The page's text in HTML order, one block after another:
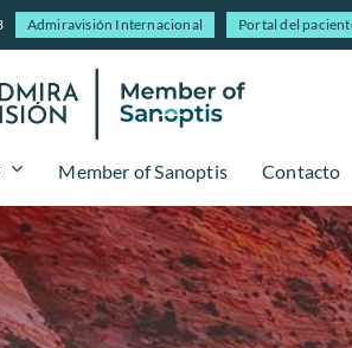
Admiravisión Internacional Portal del
Member of Sanoptis Contacto